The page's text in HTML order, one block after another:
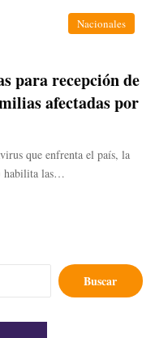
Nacionales
para recepción de
afectadas por
que enfrenta el país, la
habilita las…
Buscar: